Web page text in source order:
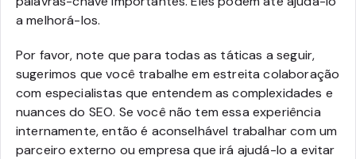
a melhorá-los.
Por favor, note que para todas as táticas a seguir,
sugerimos que você trabalhe em estreita colaboração
com especialistas que entendem as complexidades e
nuances do SEO. Se você não tem essa experiência
internamente, então é aconselhável trabalhar com um
parceiro externo ou empresa que irá ajudá-lo a evitar